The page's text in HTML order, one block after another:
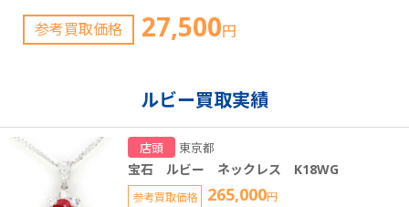
参考買取価格 27,500円
ルビー買取実績
店頭 東京都
宝石 ルビー ネックレス K18WG
参考買取価格 265,000円